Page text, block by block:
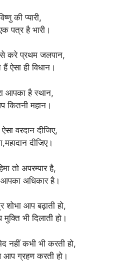
की प्यारी,
पत्र है भारी।
करे प्रथम जलपान,
ऐसा ही विधान।
आपका है स्थान,
कितनी महान।
वरदान दीजिए,
दीजिए।
तो अपरम्पार है,
आपका अधिकार है।
आप बढ़ाती हो,
भी दिलाती हो।
कभी भी करती हो,
आप ग्रहण करती हो।